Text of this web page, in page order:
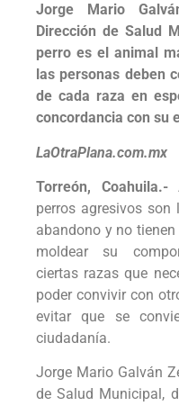
Jorge Mario
Dirección de Salud
perro es el animal
las personas deben
de cada raza en
concordancia con su
LaOtraPlana.com.mx
Torreón, Coahuila.-
perros agresivos
abandono y no
moldear su
ciertas razas que
poder convivir con
evitar que se
ciudadanía.
Jorge Mario Galván
de Salud Municipal,